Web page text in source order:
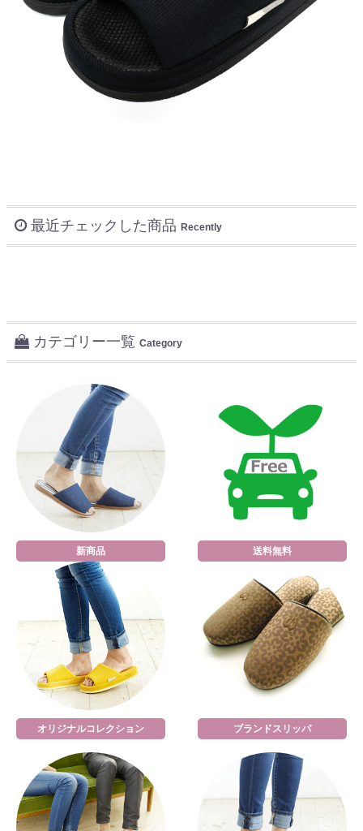
最近チェックした商品 Recently
カテゴリー一覧 Category
新商品 送料無料
オリジナルコレクション ブランドスリッパ